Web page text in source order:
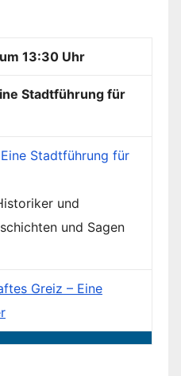
13:30 Uhr
Stadtführung für
und
und Sagen
Greiz – Eine